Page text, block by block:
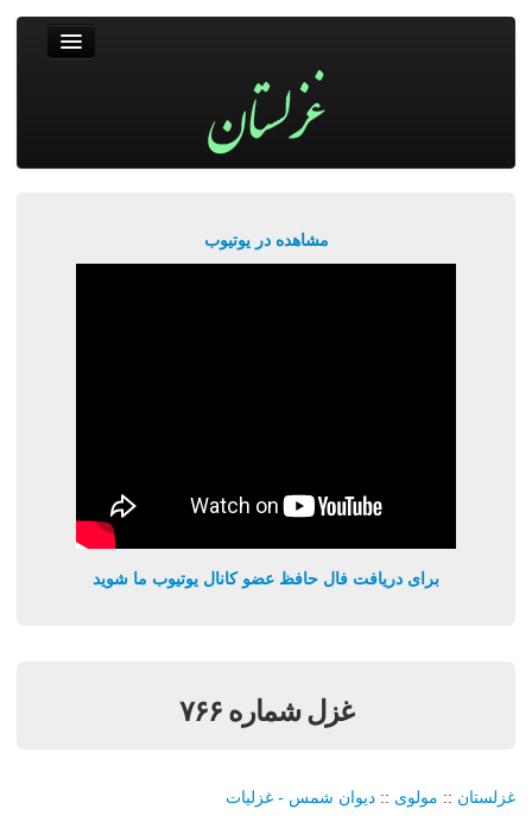
مشاهده در یوتیوب
برای دریافت فال حافظ عضو کانال یوتیوب ما شوید
غزل شماره ۷۶۶
غزلستان :: مولوی :: دیوان شمس - غزلیات